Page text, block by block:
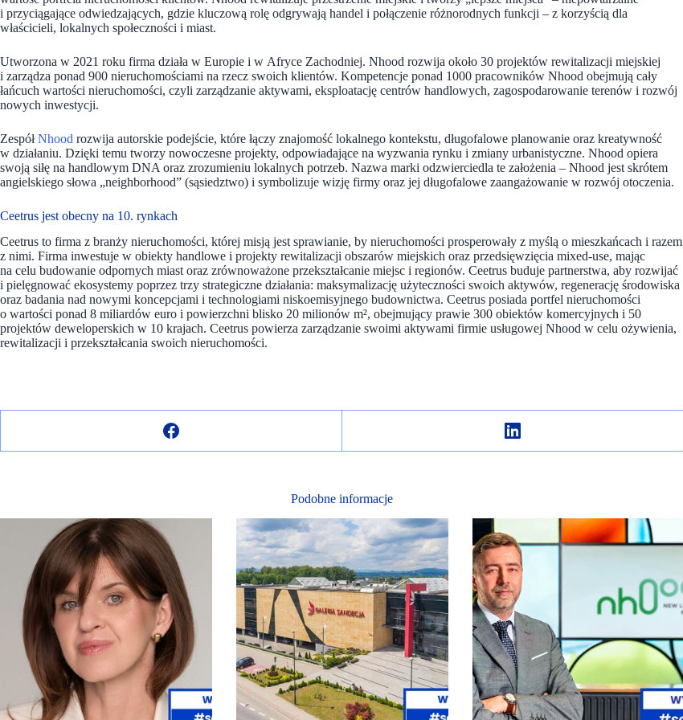
i przyciągające odwiedzających, gdzie kluczową rolę odgrywają handel i połączenie różnorodnych funkcji – z korzyścią dla
właścicieli, lokalnych społeczności i miast.
Utworzona w 2021 roku firma działa w Europie i w Afryce Zachodniej. Nhood rozwija około 30 projektów rewitalizacji miejskiej
i zarządza ponad 900 nieruchomościami na rzecz swoich klientów. Kompetencje ponad 1000 pracowników Nhood obejmują cały
łańcuch wartości nieruchomości, czyli zarządzanie aktywami, eksploatację centrów handlowych, zagospodarowanie terenów i rozwój
nowych inwestycji.
ZespółNhood rozwija autorskie podejście, które łączy znajomość lokalnego kontekstu, długofalowe planowanie oraz kreatywność
w działaniu. Dzięki temu tworzy nowoczesne projekty, odpowiadające na wyzwania rynku i zmiany urbanistyczne. Nhood opiera
swoją siłę na handlowym DNA oraz zrozumieniu lokalnych potrzeb. Nazwa marki odzwierciedla te założenia – Nhood jest skrótem
angielskiego słowa „neighborhood” (sąsiedztwo) i symbolizuje wizję firmy oraz jej długofalowe zaangażowanie w rozwój otoczenia.
Ceetrus jest obecny na 10. rynkach
Ceetrus to firma z branży nieruchomości, której misją jest sprawianie, by nieruchomości prosperowały z myślą o mieszkańcach i razem
z nimi. Firma inwestuje w obiekty handlowe i projekty rewitalizacji obszarów miejskich oraz przedsięwzięcia mixed-use, mając
na celu budowanie odpornych miast oraz zrównoważone przekształcanie miejsc i regionów. Ceetrus buduje partnerstwa, aby rozwijać
i pielęgnować ekosystemy poprzez trzy strategiczne działania: maksymalizację użyteczności swoich aktywów, regenerację środowiska
oraz badania nad nowymi koncepcjami i technologiami niskoemisyjnego budownictwa. Ceetrus posiada portfel nieruchomości
o wartości ponad 8 miliardów euro i powierzchni blisko 20 milionów m², obejmujący prawie 300 obiektów komercyjnych i 50
projektów deweloperskich w 10 krajach. Ceetrus powierza zarządzanie swoimi aktywami firmie usługowej Nhood w celu ożywienia,
rewitalizacji i przekształcania swoich nieruchomości.
Podobne informacje